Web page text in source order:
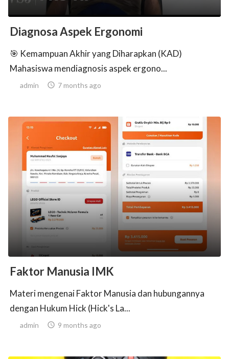
Diagnosa Aspek Ergonomi
🎯 Kemampuan Akhir yang Diharapkan (KAD)
Mahasiswa mendiagnosis aspek ergono...
admin  7 months ago
Faktor Manusia IMK
Materi mengenai Faktor Manusia dan hubungannya
dengan Hukum Hick (Hick's La...
admin  9 months ago